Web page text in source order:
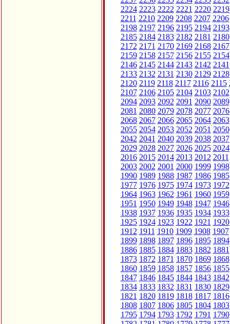
2224 2223 2222 2221 2220 2219
2211 2210 2209 2208 2207 2206
2198 2197 2196 2195 2194 2193
2185 2184 2183 2182 2181 2180
2172 2171 2170 2169 2168 2167
2159 2158 2157 2156 2155 2154
2146 2145 2144 2143 2142 2141
2133 2132 2131 2130 2129 2128
2120 2119 2118 2117 2116 2115
2107 2106 2105 2104 2103 2102
2094 2093 2092 2091 2090 2089
2081 2080 2079 2078 2077 2076
2068 2067 2066 2065 2064 2063
2055 2054 2053 2052 2051 2050
2042 2041 2040 2039 2038 2037
2029 2028 2027 2026 2025 2024
2016 2015 2014 2013 2012 2011
2003 2002 2001 2000 1999 1998
1990 1989 1988 1987 1986 1985
1977 1976 1975 1974 1973 1972
1964 1963 1962 1961 1960 1959
1951 1950 1949 1948 1947 1946
1938 1937 1936 1935 1934 1933
1925 1924 1923 1922 1921 1920
1912 1911 1910 1909 1908 1907
1899 1898 1897 1896 1895 1894
1886 1885 1884 1883 1882 1881
1873 1872 1871 1870 1869 1868
1860 1859 1858 1857 1856 1855
1847 1846 1845 1844 1843 1842
1834 1833 1832 1831 1830 1829
1821 1820 1819 1818 1817 1816
1808 1807 1806 1805 1804 1803
1795 1794 1793 1792 1791 1790